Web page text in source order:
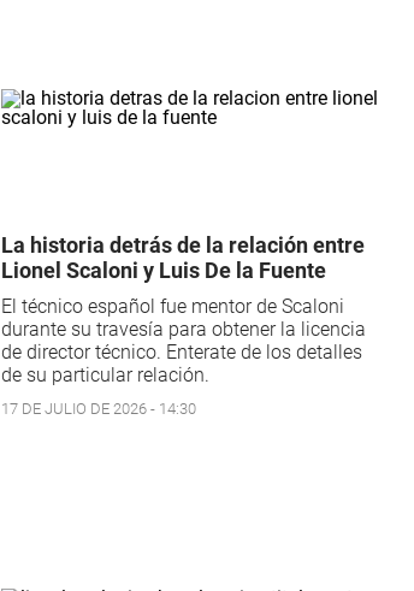
La historia detrás de la relación entre
Lionel Scaloni y Luis De la Fuente
El técnico español fue mentor de Scaloni
durante su travesía para obtener la licencia
de director técnico. Enterate de los detalles
de su particular relación.
17 DE JULIO DE 2026 - 14:30